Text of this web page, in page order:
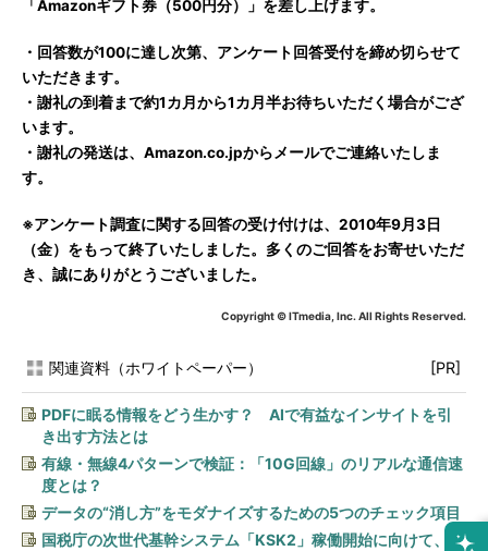
「Amazonギフト券（500円分）」を差し上げます。
・回答数が100に達し次第、アンケート回答受付を締め切らせて
いただきます。
・謝礼の到着まで約1カ月から1カ月半お待ちいただく場合がござ
います。
・謝礼の発送は、Amazon.co.jpからメールでご連絡いたしま
す。
※アンケート調査に関する回答の受け付けは、2010年9月3日
（金）をもって終了いたしました。多くのご回答をお寄せいただ
き、誠にありがとうございました。
Copyright © ITmedia, Inc. All Rights Reserved.
関連資料（ホワイトペーパー） [PR]
PDFに眠る情報をどう生かす？ AIで有益なインサイトを引
き出す方法とは
有線・無線4パターンで検証：「10G回線」のリアルな通信速
度とは？
データの“消し方”をモダナイズするための5つのチェック項目
国税庁の次世代基幹システム「KSK2」稼働開始に向けて、対